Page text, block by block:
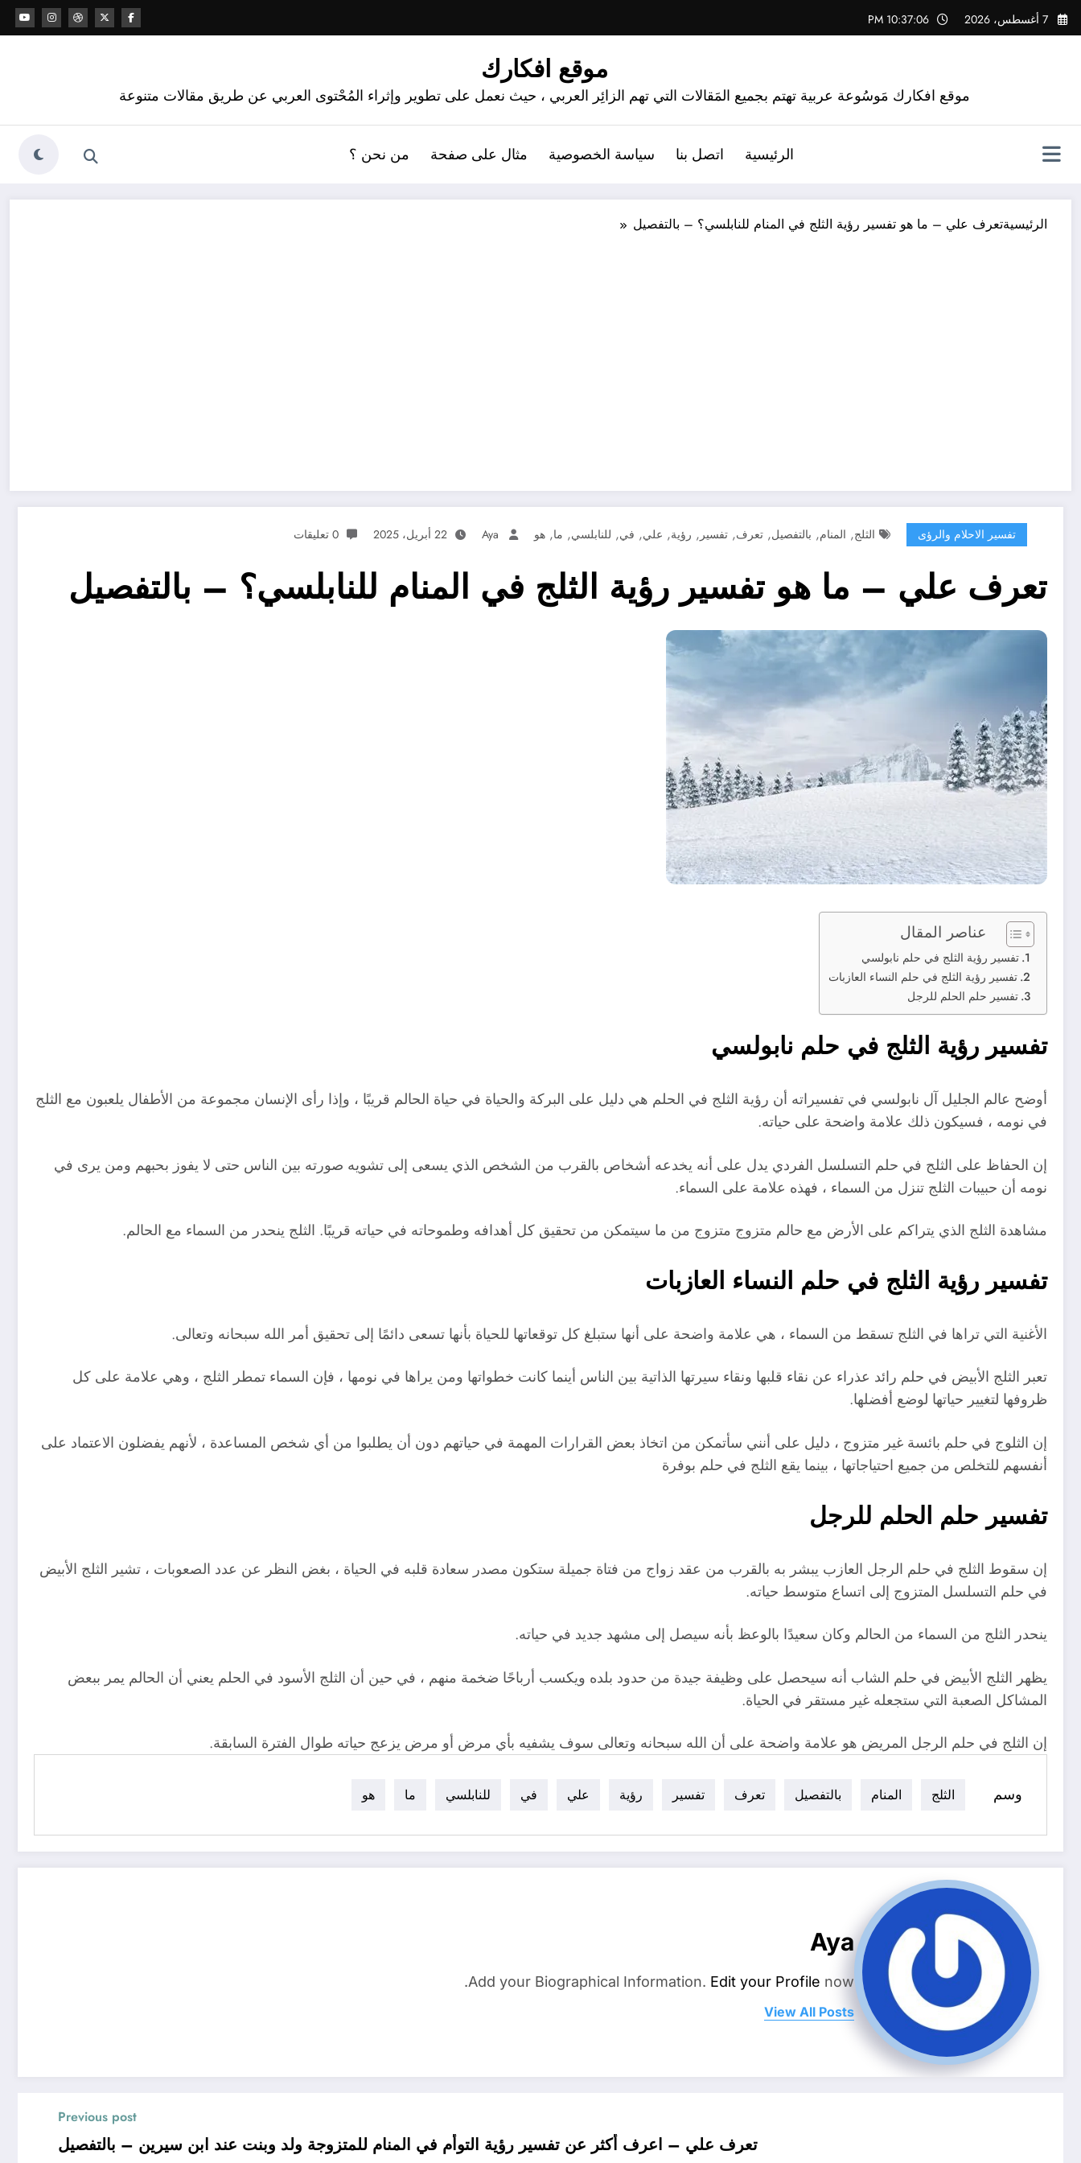
التجاوز
إلى
7 أغسطس، 2026 10:37:07 PM
موقع افكارك
موقع افكارك مَوسُوعة عربية تهتم بجميع المَقالات التي تهم الزائِر العربي ، حيث نعمل على تطوير وإثراء المُحْتوى العربي عن طريق مقالات متنوعة
الرئيسية اتصل بنا سياسة الخصوصية مثال على صفحة من نحن ؟
الرئيسيةتعرف علي – ما هو تفسير رؤية الثلج في المنام للنابلسي؟ – بالتفصيل
تفسير الاحلام والرؤى الثلج, المنام, بالتفصيل, تعرف, تفسير , رؤية, علي, في, للنابلسي, ما, هو Aya 22 أبريل، 2025 0 تعليقات
تعرف علي – ما هو تفسير رؤية الثلج في المنام للنابلسي؟ – بالتفصيل
عناصر المقال
تفسير رؤية الثلج في حلم نابولسي
تفسير رؤية الثلج في حلم النساء العازبات
تفسير حلم الحلم للرجل
تفسير رؤية الثلج في حلم نابولسي
أوضح عالم الجليل آل نابولسي في تفسيراته أن رؤية الثلج في الحلم هي دليل على البركة والحياة في حياة الحالم قريبًا ، وإذا رأى الإنسان مجموعة من الأطفال يلعبون مع الثلج
في نومه ، فسيكون ذلك علامة واضحة على حياته.
إن الحفاظ على الثلج في حلم التسلسل الفردي يدل على أنه يخدعه أشخاص بالقرب من الشخص الذي يسعى إلى تشويه صورته بين الناس حتى لا يفوز بحبهم ومن يرى في
نومه أن حبيبات الثلج تنزل من السماء ، فهذه علامة على السماء.
مشاهدة الثلج الذي يتراكم على الأرض مع حالم متزوج متزوج من ما سيتمكن من تحقيق كل أهدافه وطموحاته في حياته قريبًا. الثلج ينحدر من السماء مع الحالم.
تفسير رؤية الثلج في حلم النساء العازبات
الأغنية التي تراها في الثلج تسقط من السماء ، هي علامة واضحة على أنها ستبلغ كل توقعاتها للحياة بأنها تسعى دائمًا إلى تحقيق أمر الله سبحانه وتعالى.
تعبر الثلج الأبيض في حلم رائد عذراء عن نقاء قلبها ونقاء سيرتها الذاتية بين الناس أينما كانت خطواتها ومن يراها في نومها ، فإن السماء تمطر الثلج ، وهي علامة على كل
ظروفها لتغيير حياتها لوضع أفضلها.
إن الثلوج في حلم بائسة غير متزوج ، دليل على أنني سأتمكن من اتخاذ بعض القرارات المهمة في حياتهم دون أن يطلبوا من أي شخص المساعدة ، لأنهم يفضلون الاعتماد على
أنفسهم للتخلص من جميع احتياجاتها ، بينما يقع الثلج في حلم بوفرة
تفسير حلم الحلم للرجل
إن سقوط الثلج في حلم الرجل العازب يبشر به بالقرب من عقد زواج من فتاة جميلة ستكون مصدر سعادة قلبه في الحياة ، بغض النظر عن عدد الصعوبات ، تشير الثلج الأبيض
في حلم التسلسل المتزوج إلى اتساع متوسط ​​حياته.
ينحدر الثلج من السماء من الحالم وكان سعيدًا بالوعظ بأنه سيصل إلى مشهد جديد في حياته.
يظهر الثلج الأبيض في حلم الشاب أنه سيحصل على وظيفة جيدة من حدود بلده ويكسب أرباحًا ضخمة منهم ، في حين أن الثلج الأسود في الحلم يعني أن الحالم يمر ببعض
المشاكل الصعبة التي ستجعله غير مستقر في الحياة.
إن الثلج في حلم الرجل المريض هو علامة واضحة على أن الله سبحانه وتعالى سوف يشفيه بأي مرض أو مرض يزعج حياته طوال الفترة السابقة.
وسم الثلج المنام بالتفصيل تعرف تفسير رؤية علي في للنابلسي ما هو
Aya
Add your Biographical Information. Edit your Profile now.
View All Posts
Previous post
تعرف علي – اعرف أكثر عن تفسير رؤية التوأم في المنام للمتزوجة ولد وبنت عند ابن سيرين – بالتفصيل